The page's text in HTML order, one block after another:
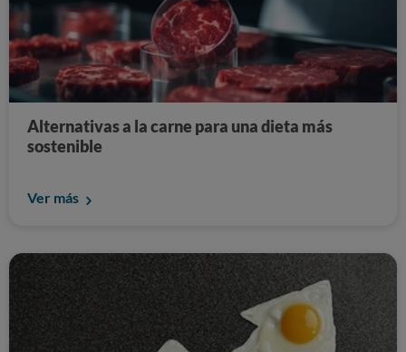
Alternativas a la carne para una dieta más
sostenible
Ver más